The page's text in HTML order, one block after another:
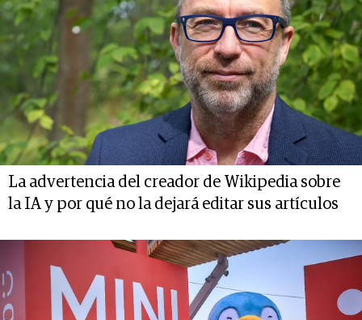
La advertencia del creador de Wikipedia sobre
la IA y por qué no la dejará editar sus artículos